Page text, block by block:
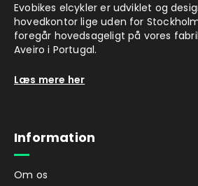
Evobikes elcykler er udviklet og
hovedkontor lige uden for
foregår hovedsageligt på vores
Aveiro i Portugal.
Læs mere her
Information
Om os